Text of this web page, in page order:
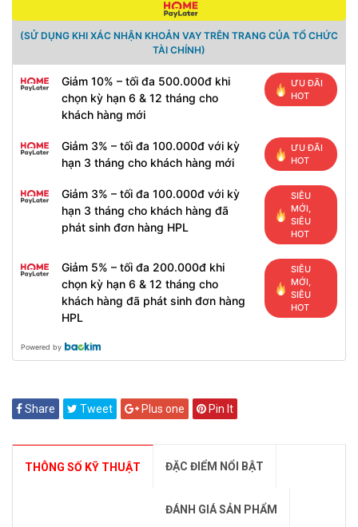
(SỬ DỤNG KHI XÁC NHẬN KHOẢN VAY TRÊN TRANG CỦA TỔ CHỨC
TÀI CHÍNH)
Giảm 10% – tối đa 500.000đ khi
chọn kỳ hạn 6 & 12 tháng cho
khách hàng mới
ƯU ĐÃI
HOT
Giảm 3% – tối đa 100.000đ với kỳ
hạn 3 tháng cho khách hàng mới
ƯU ĐÃI
HOT
Giảm 3% – tối đa 100.000đ với kỳ
hạn 3 tháng cho khách hàng đã
phát sinh đơn hàng HPL
SIÊU
MỚI,
SIÊU
HOT
Giảm 5% – tối đa 200.000đ khi
chọn kỳ hạn 6 & 12 tháng cho
khách hàng đã phát sinh đơn hàng
HPL
SIÊU
MỚI,
SIÊU
HOT
Powered by
Share Tweet Plus one Pin It
THÔNG SỐ KỸ THUẬT ĐẶC ĐIỂM NỔI BẬT
ĐÁNH GIÁ SẢN PHẨM